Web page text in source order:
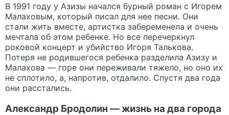
В 1991 году у Азизы начался бурный роман с Игорем
Малаховым, который писал для нее песни. Они
стали жить вместе, артистка забеременела и очень
мечтала об этом ребенке. Но все перечеркнул
роковой концерт и убийство Игоря Талькова.
Потеря не родившегося ребенка разделила Азизу и
Малахова — горе они переживали тяжело, но оно их
не сплотило, а, напротив, отдалило. Спустя два года
они расстались.
Александр Бродолин — жизнь на два города